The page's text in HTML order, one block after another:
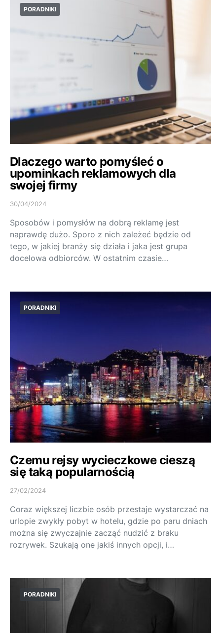
PORADNIKI
Dlaczego warto pomyśleć o
upominkach reklamowych dla
swojej firmy
30/04/2024
Sposobów i pomysłów na dobrą reklamę jest
naprawdę dużo. Sporo z nich zależeć będzie od
tego, w jakiej branży się działa i jaka jest grupa
docelowa odbiorców. W ostatnim czasie…
PORADNIKI
Czemu rejsy wycieczkowe cieszą
się taką popularnością
27/02/2024
Coraz większej liczbie osób przestaje wystarczać na
urlopie zwykły pobyt w hotelu, gdzie po paru dniach
można się zwyczajnie zacząć nudzić z braku
rozrywek. Szukają one jakiś innych opcji, i…
PORADNIKI